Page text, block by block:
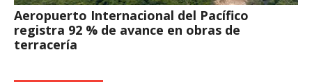
Aeropuerto Internacional del Pacífico
registra 92 % de avance en obras de
terracería